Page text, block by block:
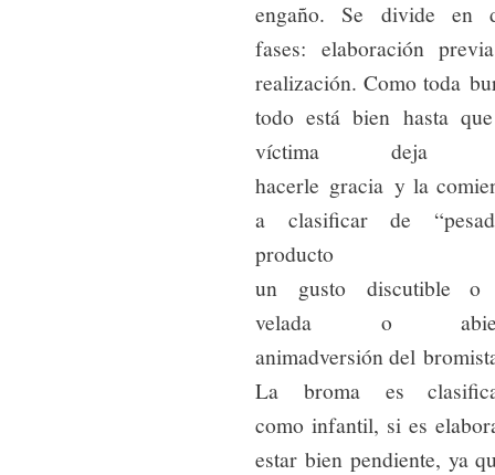
engaño. Se divide en
fases: elaboración
realización. Como toda
todo está bien hasta
víctima deja
hacerle gracia y la
a clasificar de
producto
un gusto discutible o
velada o
animadversión del
La broma es
como infantil, si es
estar bien pendiente, ya